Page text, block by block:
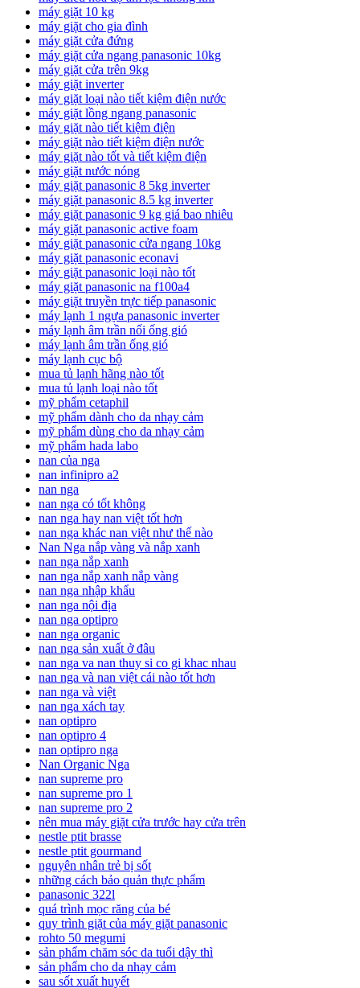
máy giặt 10 kg
máy giặt cho gia đình
máy giặt cửa đứng
máy giặt cửa ngang panasonic 10kg
máy giặt cửa trên 9kg
máy giặt inverter
máy giặt loại nào tiết kiệm điện nước
máy giặt lồng ngang panasonic
máy giặt nào tiết kiệm điện
máy giặt nào tiết kiệm điện nước
máy giặt nào tốt và tiết kiệm điện
máy giặt nước nóng
máy giặt panasonic 8 5kg inverter
máy giặt panasonic 8.5 kg inverter
máy giặt panasonic 9 kg giá bao nhiêu
máy giặt panasonic active foam
máy giặt panasonic cửa ngang 10kg
máy giặt panasonic econavi
máy giặt panasonic loại nào tốt
máy giặt panasonic na f100a4
máy giặt truyền trực tiếp panasonic
máy lạnh 1 ngựa panasonic inverter
máy lạnh âm trần nối ống gió
máy lạnh âm trần ống gió
máy lạnh cục bộ
mua tủ lạnh hãng nào tốt
mua tủ lạnh loại nào tốt
mỹ phẩm cetaphil
mỹ phẩm dành cho da nhạy cảm
mỹ phẩm dùng cho da nhạy cảm
mỹ phẩm hada labo
nan của nga
nan infinipro a2
nan nga
nan nga có tốt không
nan nga hay nan việt tốt hơn
nan nga khác nan việt như thế nào
Nan Nga nắp vàng và nắp xanh
nan nga nắp xanh
nan nga nắp xanh nắp vàng
nan nga nhập khẩu
nan nga nội địa
nan nga optipro
nan nga organic
nan nga sản xuất ở đâu
nan nga va nan thuy si co gi khac nhau
nan nga và nan việt cái nào tốt hơn
nan nga và việt
nan nga xách tay
nan optipro
nan optipro 4
nan optipro nga
Nan Organic Nga
nan supreme pro
nan supreme pro 1
nan supreme pro 2
nên mua máy giặt cửa trước hay cửa trên
nestle ptit brasse
nestle ptit gourmand
nguyên nhân trẻ bị sốt
những cách bảo quản thực phẩm
panasonic 322l
quá trình mọc răng của bé
quy trình giặt của máy giặt panasonic
rohto 50 megumi
sản phẩm chăm sóc da tuổi dậy thì
sản phẩm cho da nhạy cảm
sau sốt xuất huyết